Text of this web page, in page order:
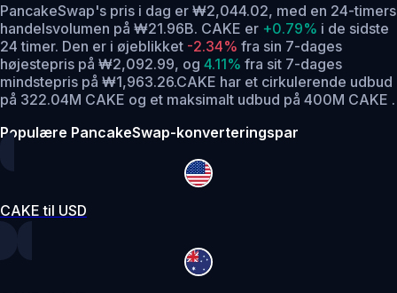
PancakeSwap's pris i dag er ₩2,044.02, med en 24-timers
handelsvolumen på ₩21.96B. CAKE er +0.79% i de sidste
24 timer. Den er i øjeblikket -2.34% fra sin 7-dages
højestepris på ₩2,092.99, og 4.11% fra sit 7-dages
mindstepris på ₩1,963.26.CAKE har et cirkulerende udbud
på 322.04M CAKE og et maksimalt udbud på 400M CAKE .
Populære PancakeSwap-konverteringspar
CAKE til USD